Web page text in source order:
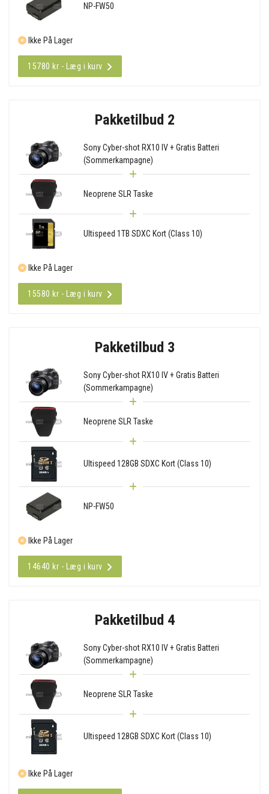
NP-FW50
Ikke På Lager
15780 kr - Læg i kurv
Pakketilbud 2
Sony Cyber-shot RX10 IV + Gratis Batteri
(Sommerkampagne)
Neoprene SLR Taske
Ultispeed 1TB SDXC Kort (Class 10)
Ikke På Lager
15580 kr - Læg i kurv
Pakketilbud 3
Sony Cyber-shot RX10 IV + Gratis Batteri
(Sommerkampagne)
Neoprene SLR Taske
Ultispeed 128GB SDXC Kort (Class 10)
NP-FW50
Ikke På Lager
14640 kr - Læg i kurv
Pakketilbud 4
Sony Cyber-shot RX10 IV + Gratis Batteri
(Sommerkampagne)
Neoprene SLR Taske
Ultispeed 128GB SDXC Kort (Class 10)
Ikke På Lager